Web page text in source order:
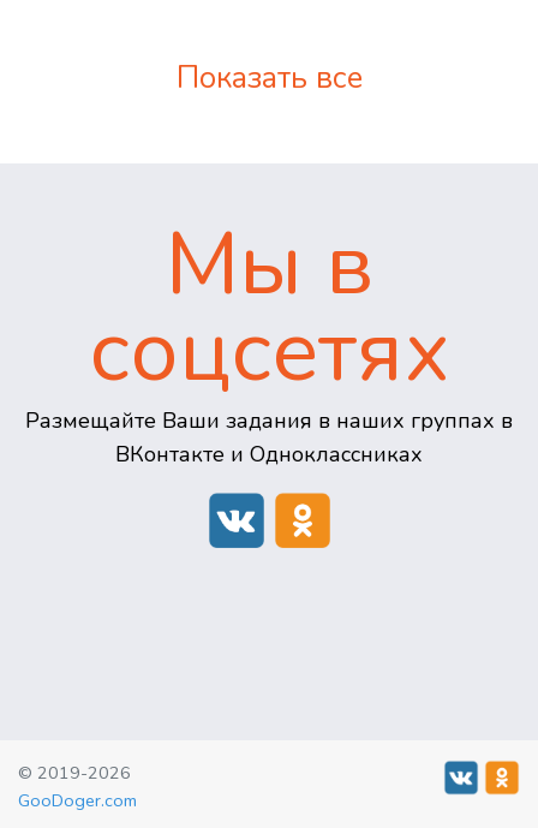
Показать все
Мы в
соцсетях
Размещайте Ваши задания в наших группах в
ВКонтакте и Одноклассниках
© 2019-2026
GooDoger.com